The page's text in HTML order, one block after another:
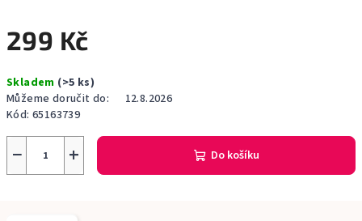
299 Kč
cena:
Skladem (>5 ks)
Můžeme doručit do:
12.8.2026
Kód: 65163739
+
− Do košíku